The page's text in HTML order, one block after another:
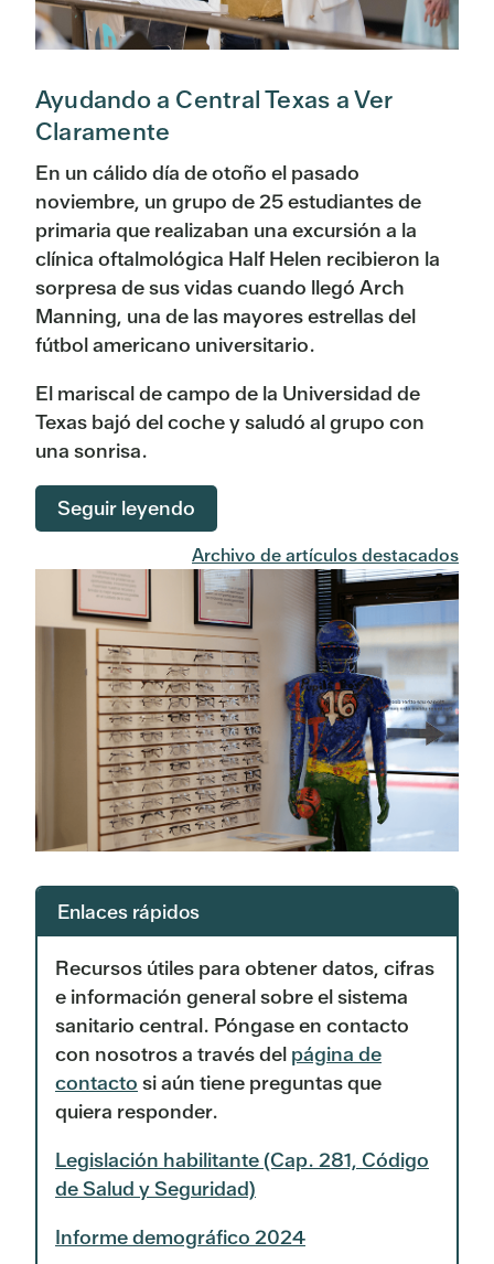
Ayudando a Central Texas a Ver
Claramente
En un cálido día de otoño el pasado
noviembre, un grupo de 25 estudiantes de
primaria que realizaban una excursión a la
clínica oftalmológica Half Helen recibieron la
sorpresa de sus vidas cuando llegó Arch
Manning, una de las mayores estrellas del
fútbol americano universitario.
El mariscal de campo de la Universidad de
Texas bajó del coche y saludó al grupo con
una sonrisa.
Seguir leyendo
Archivo de artículos destacados
Enlaces rápidos
Recursos útiles para obtener datos, cifras
e información general sobre el sistema
sanitario central. Póngase en contacto
con nosotros a través del página de
contacto si aún tiene preguntas que
quiera responder.
Legislación habilitante (Cap. 281, Código
de Salud y Seguridad)
Informe demográfico 2024